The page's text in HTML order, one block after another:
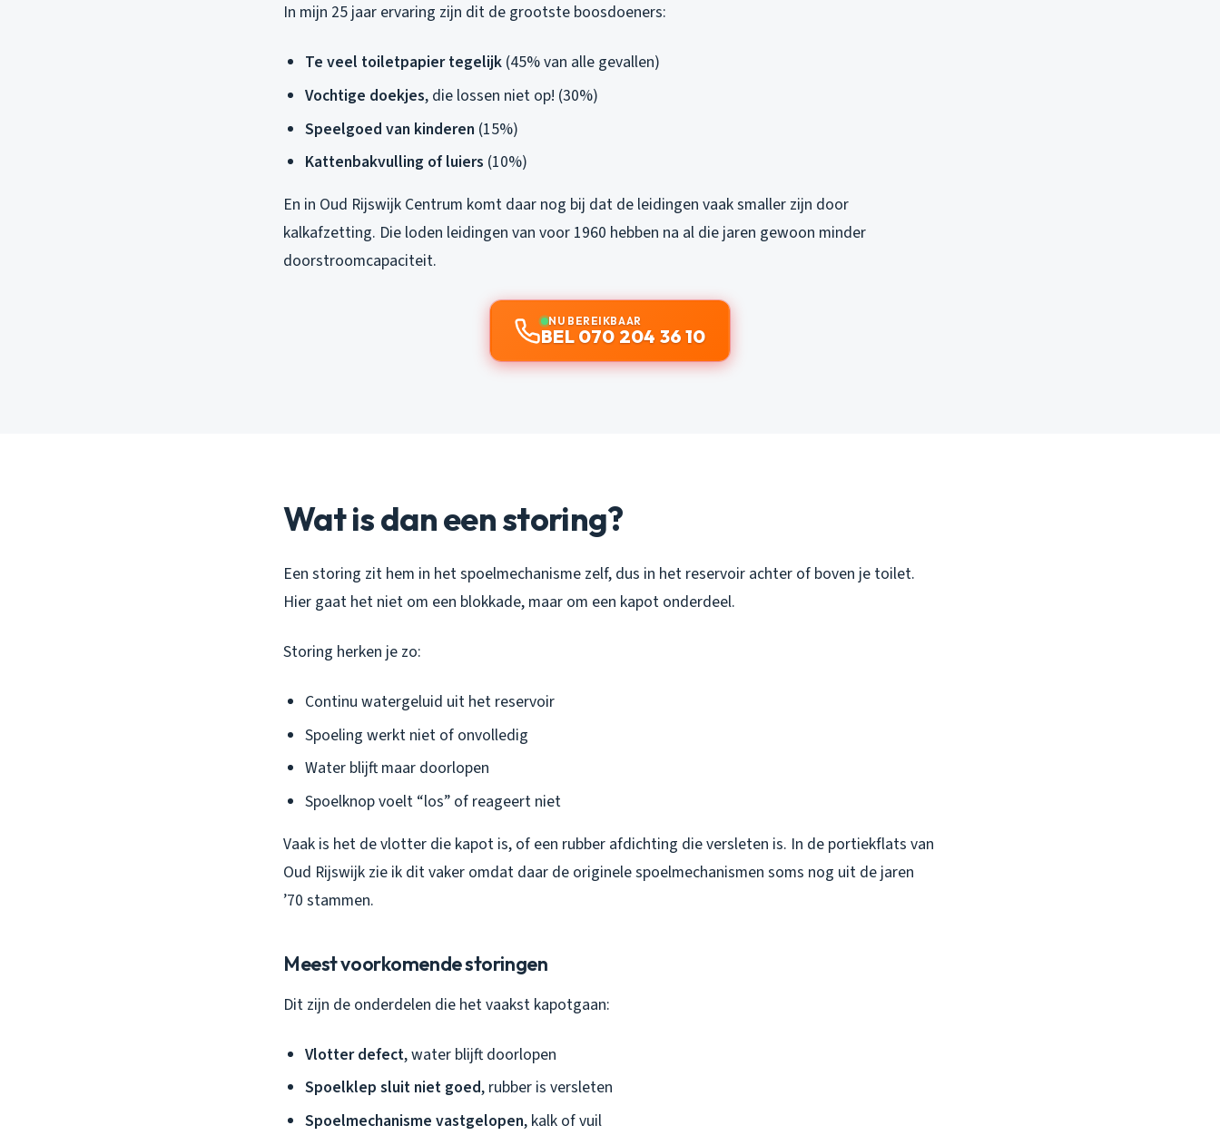
In mijn 25 jaar ervaring zijn dit de grootste boosdoeners:
Te veel toiletpapier tegelijk (45% van alle gevallen)
Vochtige doekjes, die lossen niet op! (30%)
Speelgoed van kinderen (15%)
Kattenbakvulling of luiers (10%)
En in Oud Rijswijk Centrum komt daar nog bij dat de leidingen vaak smaller zijn door
kalkafzetting. Die loden leidingen van voor 1960 hebben na al die jaren gewoon minder
doorstroomcapaciteit.
NU BEREIKBAAR
BEL 070 204 36 10
Wat is dan een storing?
Een storing zit hem in het spoelmechanisme zelf, dus in het reservoir achter of boven je toilet.
Hier gaat het niet om een blokkade, maar om een kapot onderdeel.
Storing herken je zo:
Continu watergeluid uit het reservoir
Spoeling werkt niet of onvolledig
Water blijft maar doorlopen
Spoelknop voelt “los” of reageert niet
Vaak is het de vlotter die kapot is, of een rubber afdichting die versleten is. In de portiekflats van
Oud Rijswijk zie ik dit vaker omdat daar de originele spoelmechanismen soms nog uit de jaren
’70 stammen.
Meest voorkomende storingen
Dit zijn de onderdelen die het vaakst kapotgaan:
Vlotter defect, water blijft doorlopen
Spoelklep sluit niet goed, rubber is versleten
Spoelmechanisme vastgelopen, kalk of vuil